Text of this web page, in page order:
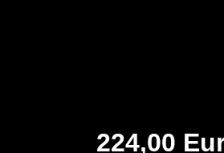
224,00